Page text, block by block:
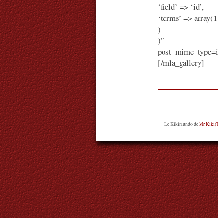
‘field’ => ‘id’,
‘terms’ =>
)
)”
[/mla_gallery]
Le KikimundodeMr